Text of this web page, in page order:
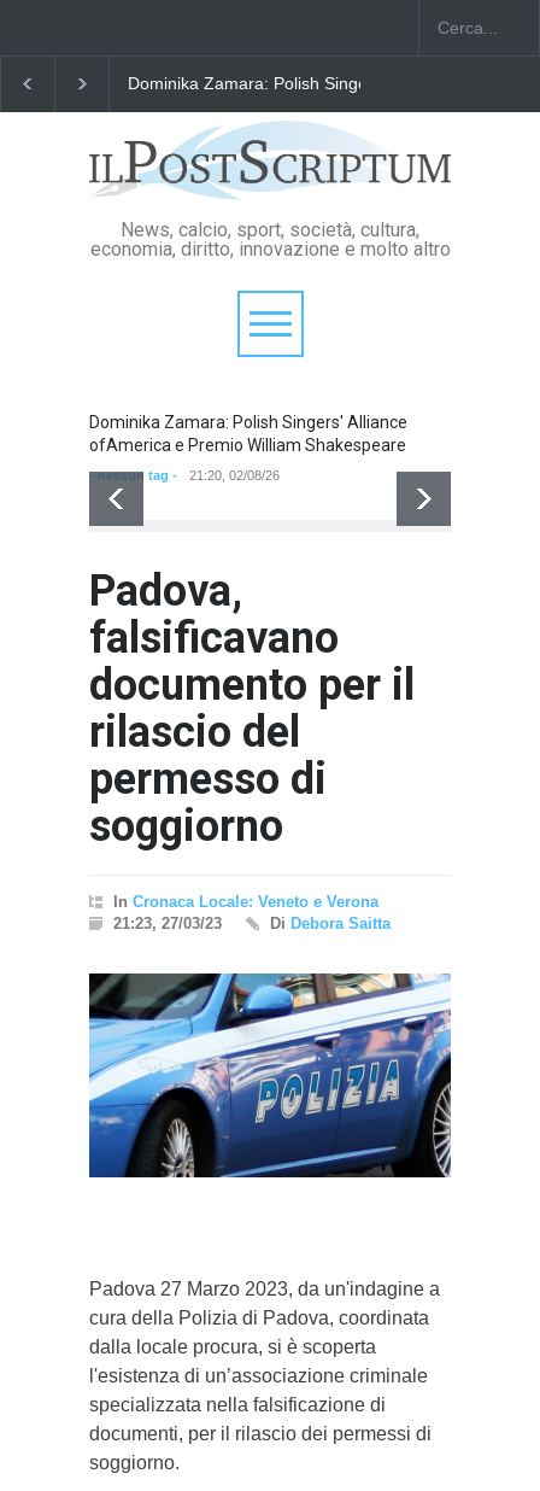
Dominika Zamara: Polish Singers' Alliance ofAmerica
News, calcio, sport, società, cultura,
economia, diritto, innovazione e molto altro
Dominika Zamara: Polish Singers' Alliance
ofAmerica e Premio William Shakespeare
- nessun tag - 21:20, 02/08/26
Padova,
falsificavano
documento per il
rilascio del
permesso di
soggiorno
In Cronaca Locale: Veneto e Verona
21:23, 27/03/23
Di Debora Saitta
Padova 27 Marzo 2023, da un'indagine a
cura della Polizia di Padova, coordinata
dalla locale procura, si è scoperta
l'esistenza di un’associazione criminale
specializzata nella falsificazione di
documenti, per il rilascio dei permessi di
soggiorno.